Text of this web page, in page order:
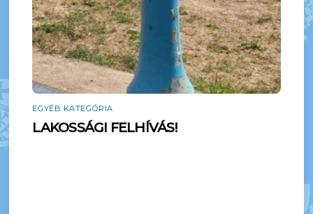
EGYÉB KATEGÓRIA
LAKOSSÁGI FELHÍVÁS!